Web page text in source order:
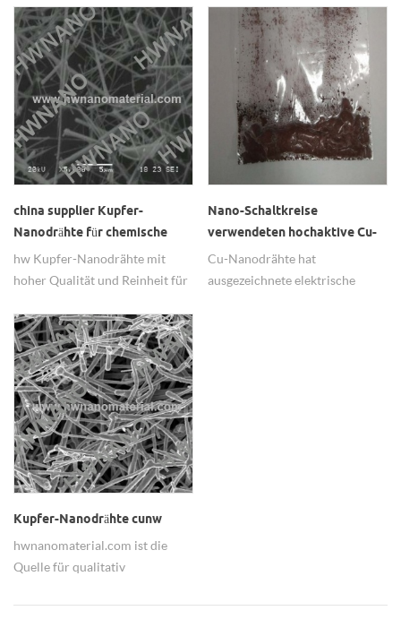
katalytische Aktivität, die in
transparenten leitfähigen
Materialien weit verbreitet ist.
und bekam viele gute
Rückmeldungen.
china supplier Kupfer-
Nanodrähte für chemische
Katalysatoren
hw Kupfer-Nanodrähte mit
hoher Qualität und Reinheit für
Nano-Schaltkreise
verwendeten hochaktive Cu-
Nanodrähte
Cu-Nanodrähte hat
ausgezeichnete elektrische
Kupfer-Nanodrähte cunw
hwnanomaterial.com ist die
Quelle für qualitativ
kostengünstige Kupfer-